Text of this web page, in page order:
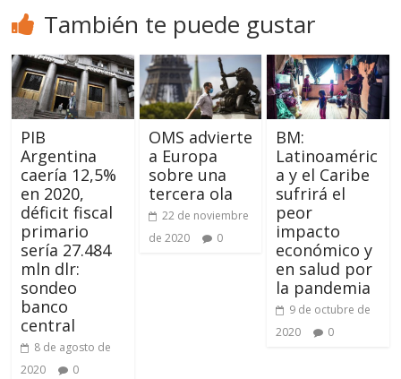
También te puede gustar
PIB
Argentina
caería 12,5%
en 2020,
déficit fiscal
primario
sería 27.484
mln dlr:
sondeo
banco
central
8 de agosto de
2020
0
OMS advierte
a Europa
sobre una
tercera ola
22 de noviembre
de 2020
0
BM:
Latinoaméric
a y el Caribe
sufrirá el
peor
impacto
económico y
en salud por
la pandemia
9 de octubre de
2020
0